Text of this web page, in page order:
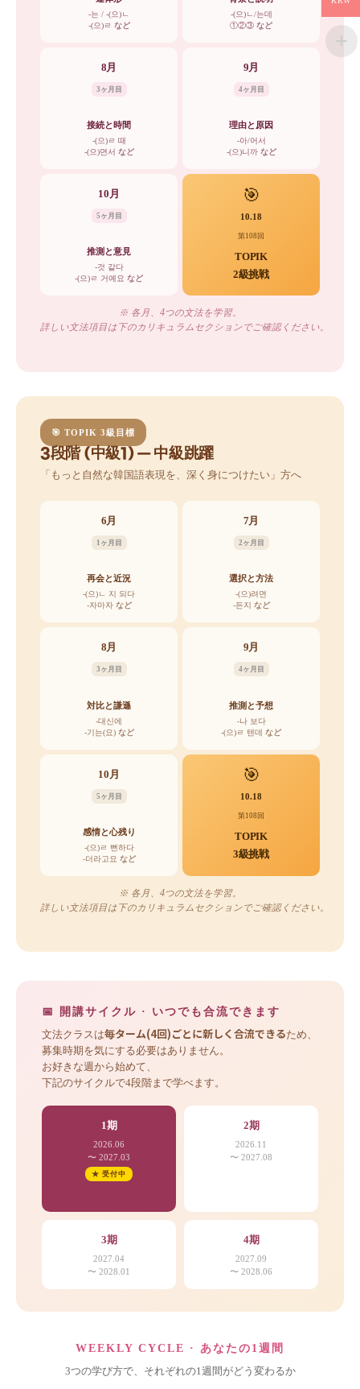
-는 / -(으)ㄴ
-(으)ㄹ など
-(으)ㄴ/는데
①②③ など
8月
3ヶ月目
接続と時間
-(으)ㄹ 때
-(으)면서 など
9月
4ヶ月目
理由と原因
-아/어서
-(으)니까など
10月
5ヶ月目
推測と意見
-것 같다
-(으)ㄹ 거예요 など
🎯
10.18
第108回
TOPIK
2級挑戦
※ 各月、4つの文法を学習。
詳しい文法項目は下のカリキュラムセクションでご確認ください。
🎯 TOPIK 3級目標
3段階 (中級1) — 中級跳躍
「もっと自然な韓国語表現を、深く身につけたい」方へ
6月
1ヶ月目
再会と近況
-(으)ㄴ 지 되다
-자마자など
7月
2ヶ月目
選択と方法
-(으)려면
-든지
など
8月
3ヶ月目
対比と謙遜
-대신에
-기는(요)など
9月
4ヶ月目
推測と予想
-나 보다
-(으)ㄹ 텐데
など
10月
5ヶ月目
感情と心残り
-(으)ㄹ 뻔하다
-더라고요 など
🎯
10.18
第108回
TOPIK
3級挑戦
※ 各月、4つの文法を学習。
詳しい文法項目は下のカリキュラムセクションでご確認ください。
📅 開講サイクル · いつでも合流できます
文法クラスは毎ターム(4回)ごとに新しく合流できるため、
募集時期を気にする必要はありません。
お好きな週から始めて、
下記のサイクルで4段階まで学べます。
1期
2026.06
〜 2027.03
★ 受付中
2期
2026.11
〜 2027.08
3期
2027.04
〜 2028.01
4期
2027.09
〜 2028.06
WEEKLY CYCLE · あなたの1週間
3つの学び方で、それぞれの1週間がどう変わるか